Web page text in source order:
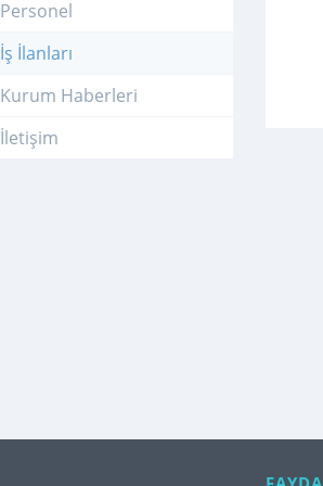
Personel
İş İlanları
Kurum Haberleri
İletişim